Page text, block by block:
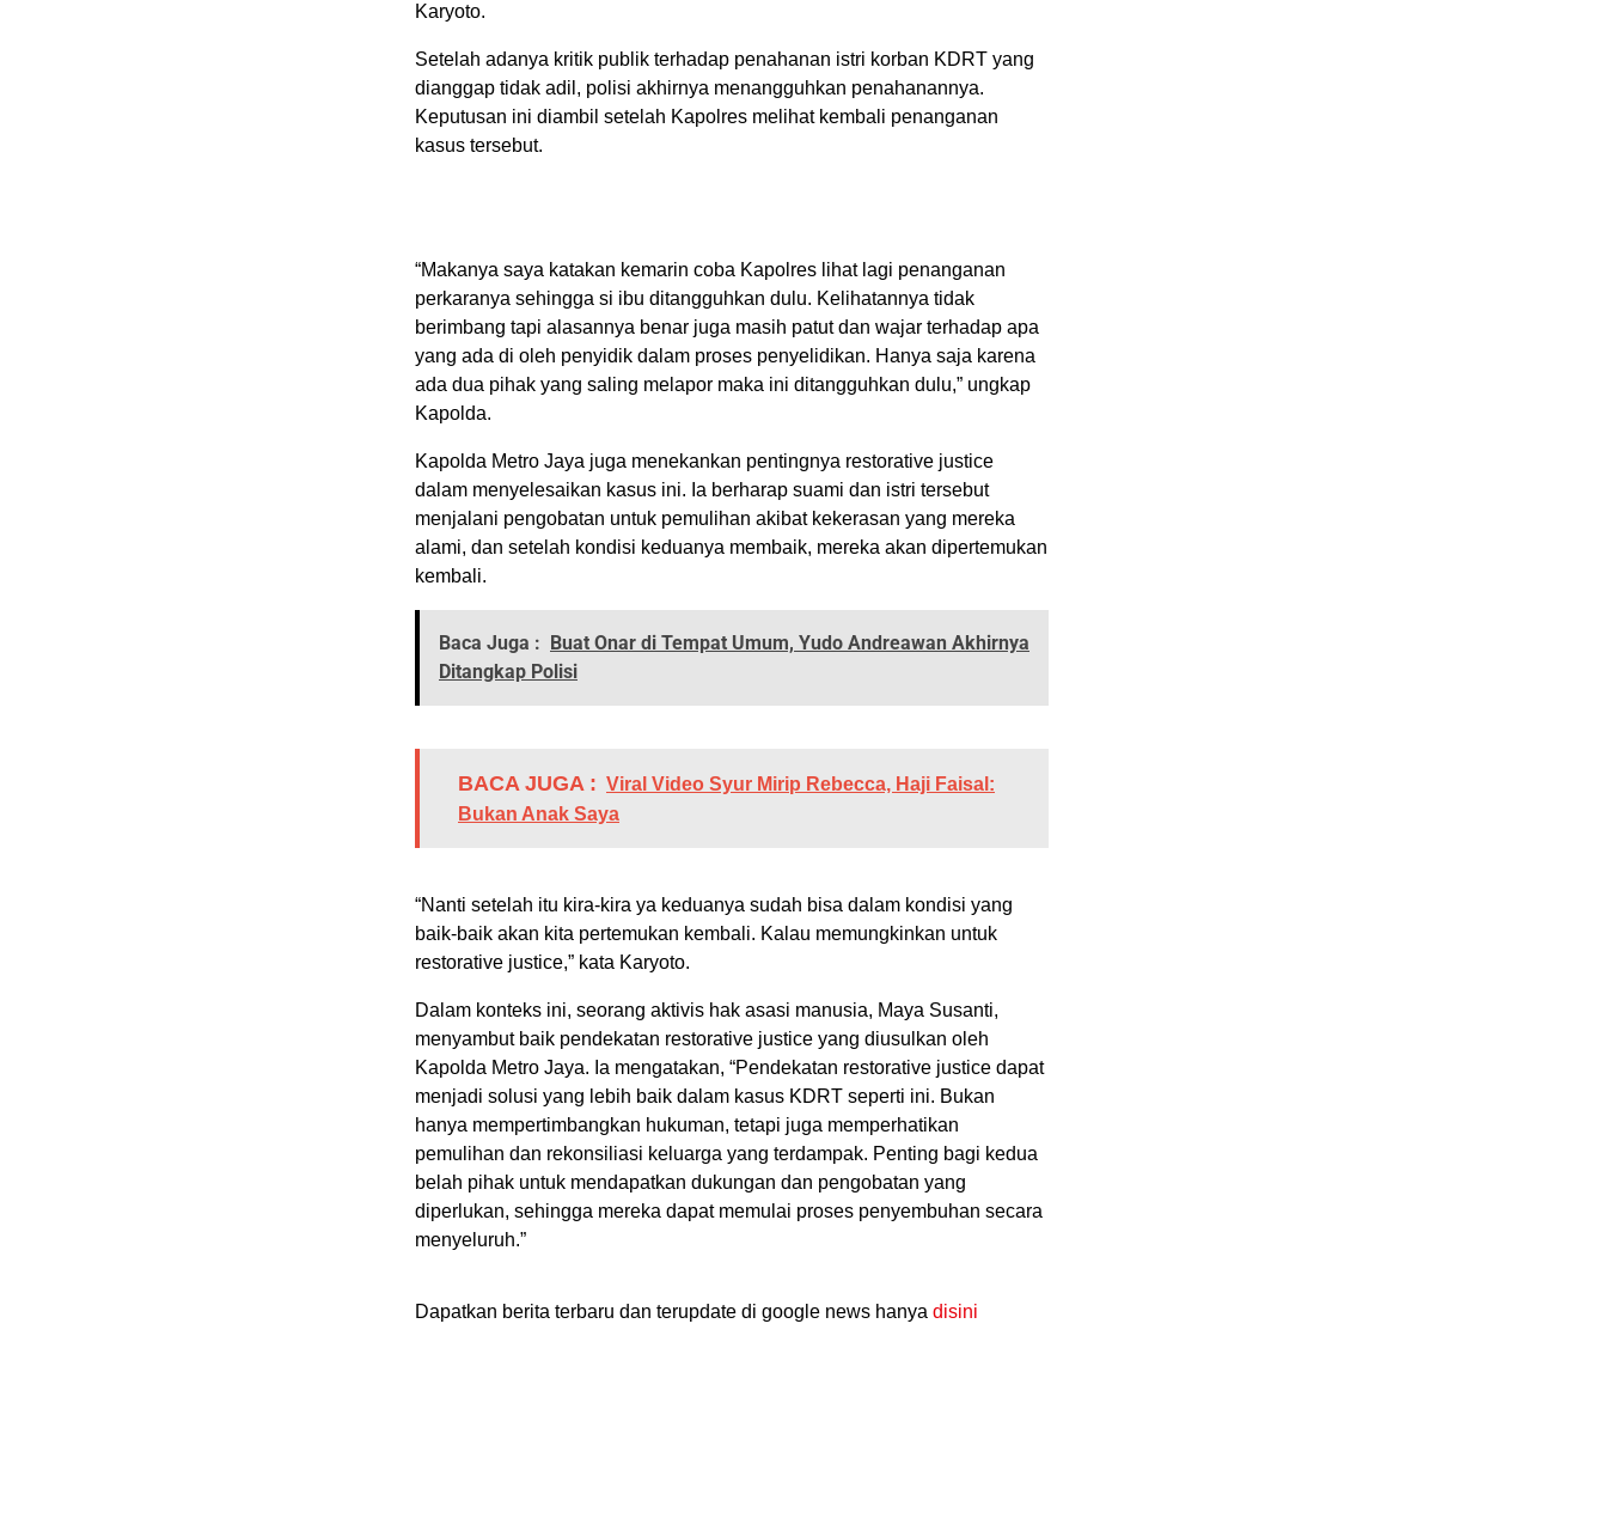
Karyoto.
Setelah adanya kritik publik terhadap penahanan istri korban KDRT yang
dianggap tidak adil, polisi akhirnya menangguhkan penahanannya.
Keputusan ini diambil setelah Kapolres melihat kembali penanganan
kasus tersebut.
“Makanya saya katakan kemarin coba Kapolres lihat lagi penanganan
perkaranya sehingga si ibu ditangguhkan dulu. Kelihatannya tidak
berimbang tapi alasannya benar juga masih patut dan wajar terhadap apa
yang ada di oleh penyidik dalam proses penyelidikan. Hanya saja karena
ada dua pihak yang saling melapor maka ini ditangguhkan dulu,” ungkap
Kapolda.
Kapolda Metro Jaya juga menekankan pentingnya restorative justice
dalam menyelesaikan kasus ini. Ia berharap suami dan istri tersebut
menjalani pengobatan untuk pemulihan akibat kekerasan yang mereka
alami, dan setelah kondisi keduanya membaik, mereka akan dipertemukan
kembali.
Baca Juga :
Buat Onar di Tempat Umum, Yudo Andreawan Akhirnya
Ditangkap Polisi
BACA JUGA : Viral Video Syur Mirip Rebecca, Haji Faisal:
Bukan Anak Saya
“Nanti setelah itu kira-kira ya keduanya sudah bisa dalam kondisi yang
baik-baik akan kita pertemukan kembali. Kalau memungkinkan untuk
restorative justice,” kata Karyoto.
Dalam konteks ini, seorang aktivis hak asasi manusia, Maya Susanti,
menyambut baik pendekatan restorative justice yang diusulkan oleh
Kapolda Metro Jaya. Ia mengatakan, “Pendekatan restorative justice dapat
menjadi solusi yang lebih baik dalam kasus KDRT seperti ini. Bukan
hanya mempertimbangkan hukuman, tetapi juga memperhatikan
pemulihan dan rekonsiliasi keluarga yang terdampak. Penting bagi kedua
belah pihak untuk mendapatkan dukungan dan pengobatan yang
diperlukan, sehingga mereka dapat memulai proses penyembuhan secara
menyeluruh.”
Dapatkan berita terbaru dan terupdate di google news hanya disini